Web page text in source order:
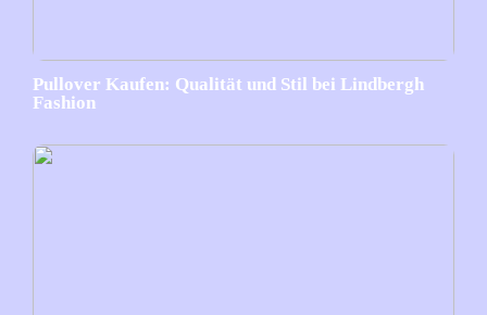
Pullover Kaufen: Qualität und Stil bei Lindbergh
Fashion